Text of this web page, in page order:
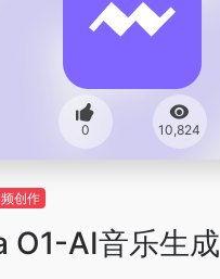
0 10,824
创作
O1-AI音乐生成